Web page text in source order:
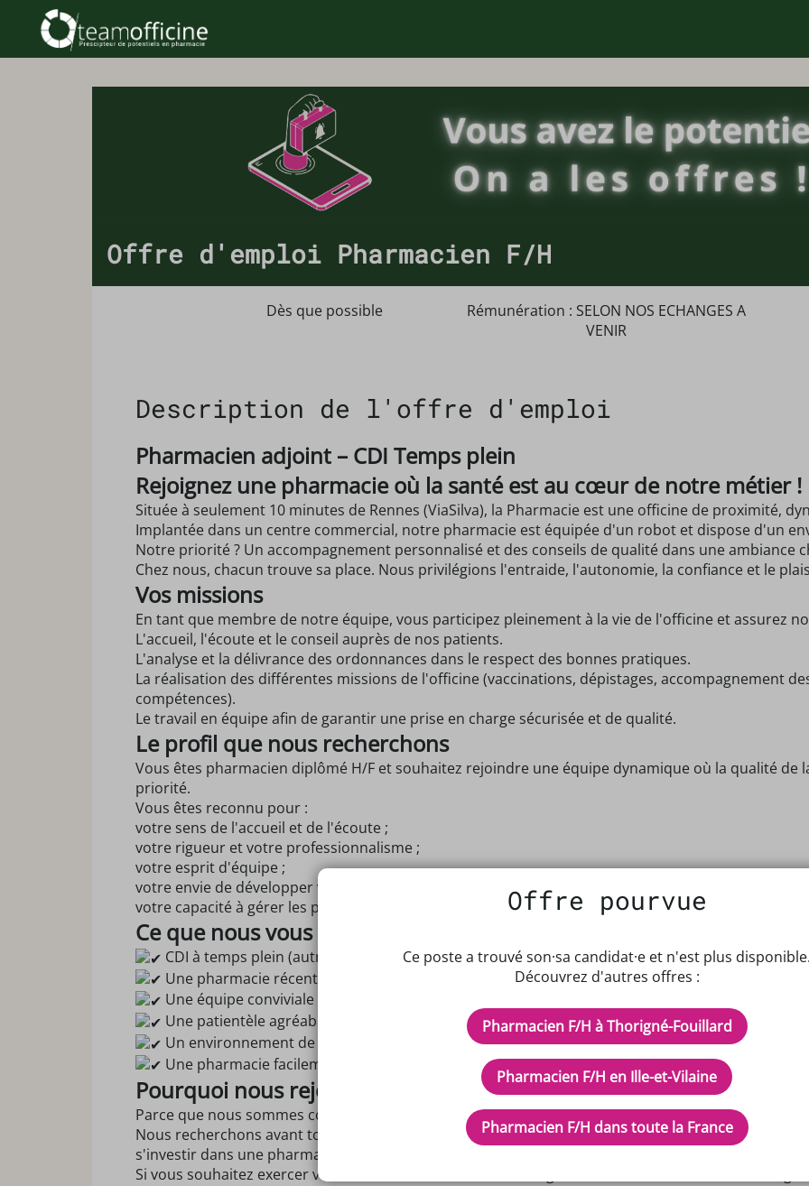
Offre d'emploi Pharmacien F/H
Dès que possible
Rémunération : SELON NOS ECHANGES A
VENIR
Description de l'offre d'emploi
Pharmacien adjoint – CDI Temps plein
Rejoignez une pharmacie où la santé est au cœur de notre métier !
Située à seulement 10 minutes de Rennes (ViaSilva), la Pharmacie est une officine de proximité,
Implantée dans un centre commercial, notre pharmacie est équipée d'un robot et dispose d'un
Notre priorité ? Un accompagnement personnalisé et des conseils de qualité dans une ambiance
Chez nous, chacun trouve sa place. Nous privilégions l'entraide, l'autonomie, la confiance et le
Vos missions
En tant que membre de notre équipe, vous participez pleinement à la vie de l'officine et assurez
L'accueil, l'écoute et le conseil auprès de nos patients.
L'analyse et la délivrance des ordonnances dans le respect des bonnes pratiques.
La réalisation des différentes missions de l'officine (vaccinations, dépistages, accompagnement
compétences).
Le travail en équipe afin de garantir une prise en charge sécurisée et de qualité.
Le profil que nous recherchons
Vous êtes pharmacien diplômé H/F et souhaitez rejoindre une équipe dynamique où la qualité de
priorité.
Vous êtes reconnu pour :
votre sens de l'accueil et de l'écoute ;
votre rigueur et votre professionnalisme ;
votre esprit d'équipe ;
votre envie de développer vos compétences et de participer à l'évolution de l'officine ;
votre capacité à gérer les priorités avec sérénité.
Ce que nous vous proposons
CDI à temps plein (autres organisations possibles selon votre situation).
Une pharmacie récente équipée d'un robot.
Une équipe conviviale et investie.
Une patientèle agréable.
Un environnement de travail stimulant
Une pharmacie facilement accessible à seulement 10 minutes de Rennes.
Pourquoi nous rejoindre ?
Parce que nous sommes convaincus que la qualité de vie au travail est essentielle.
Nous recherchons avant tout une personnalité qui partage nos valeurs : engagement,
s'investir dans une pharmacie de proximité tournée vers ses patients.
Si vous souhaitez exercer votre métier dans une ambiance agréable, nous serons ravis d'échanger
Offre pourvue
Ce poste a trouvé son·sa candidat·e et n'est plus disponible.
Découvrez d'autres offres :
Pharmacien F/H à Thorigné-Fouillard
Pharmacien F/H en Ille-et-Vilaine
Pharmacien F/H dans toute la France